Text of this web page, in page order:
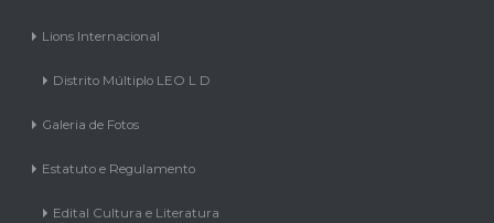
Distrito Múltiplo LEO L D
Galeria de Fotos
Estatuto e Regulamento
Edital Cultura e Literatura
Editorial para candidatura do Baile de 35 anos do Distrito LEO L D-7